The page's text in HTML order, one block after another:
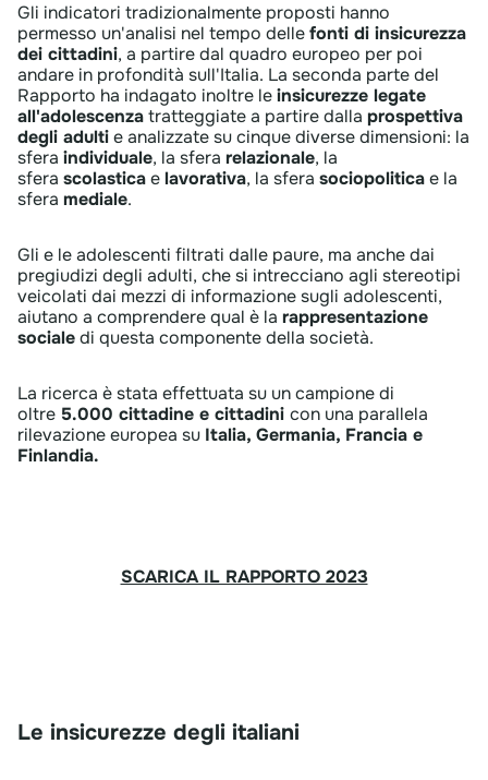
​Gli indicatori tradizionalmente proposti hanno
permesso un'analisi nel tempo dellefonti di insicurezza
dei cittadini, a partire dal quadro europeo per poi
andare in profondità sull'Italia.​ La seconda parte del
Rapporto ha indagato inoltre leinsicurezze legate
all'adolescenzatratteggiate a partire dalla prospettiva
degli adultie analizzate su cinque diverse dimensioni: la​
sfera individuale, la sfera relazionale, la
sfera scolasticaelavorativa, la sfera sociopoliticae la
sfera mediale.
Gli e le adolescenti filtrati dalle paure, ma anche dai
pregiudizi degli adulti, che si intrecciano agli stereotipi
veicolati dai mezzi di informazione sugli adolescenti,
aiutano a comprendere qual è la rappresentazione
socialedi questa componente della s​ocietà.
La ricerca è stata effettuata su un campione di
oltre 5.000 cittadine e cittadini con una parallela
rilevazione europea su Italia, Germania, Francia e
Finlandia.
SCARICA IL RAPPORTO 2023
Le insicurezze degli italiani